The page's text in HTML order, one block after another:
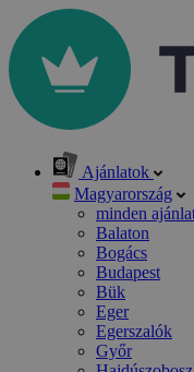
Ajánlatok
Magyarország
minden
Balaton
Bogács
Budapest
Bük
Eger
Egerszalók
Győr